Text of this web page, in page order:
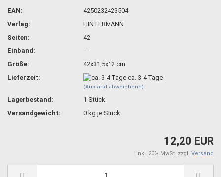
EAN:
4250232423504
Verlag:
HINTERMANN
Seiten:
42
Einband:
---
Größe:
42x31,5x12 cm
Lieferzeit:
ca. 3-4 Tage
(Ausland abweichend)
Lagerbestand: 1 Stück
Versandgewicht:
0 kg je Stück
12,20 EUR
inkl. 20% MwSt. zzgl. Versand